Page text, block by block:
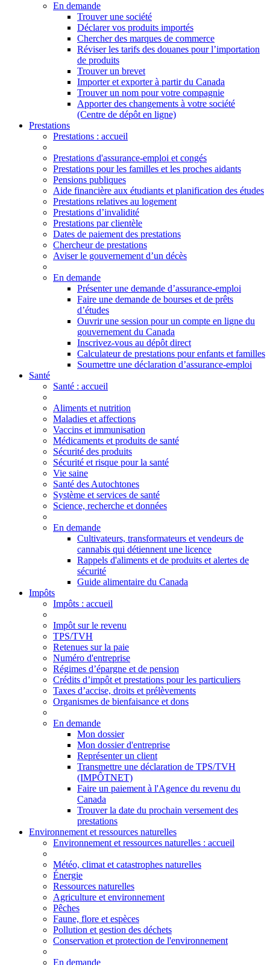
En demande
Trouver une société
Déclarer vos produits importés
Chercher des marques de commerce
Réviser les tarifs des douanes pour l’importation
de produits
Trouver un brevet
Importer et exporter à partir du Canada
Trouver un nom pour votre compagnie
Apporter des changements à votre société
(Centre de dépôt en ligne)
Prestations
Prestations : accueil
Prestations d'assurance-emploi et congés
Prestations pour les familles et les proches aidants
Pensions publiques
Aide financière aux étudiants et planification des études
Prestations relatives au logement
Prestations d’invalidité
Prestations par clientèle
Dates de paiement des prestations
Chercheur de prestations
Aviser le gouvernement d’un décès
En demande
Présenter une demande d’assurance-emploi
Faire une demande de bourses et de prêts
d’études
Ouvrir une session pour un compte en ligne du
gouvernement du Canada
Inscrivez-vous au dépôt direct
Calculateur de prestations pour enfants et familles
Soumettre une déclaration d’assurance-emploi
Santé
Santé : accueil
Aliments et nutrition
Maladies et affections
Vaccins et immunisation
Médicaments et produits de santé
Sécurité des produits
Sécurité et risque pour la santé
Vie saine
Santé des Autochtones
Système et services de santé
Science, recherche et données
En demande
Cultivateurs, transformateurs et vendeurs de
cannabis qui détiennent une licence
Rappels d'aliments et de produits et alertes de
sécurité
Guide alimentaire du Canada
Impôts
Impôts : accueil
Impôt sur le revenu
TPS/TVH
Retenues sur la paie
Numéro d'entreprise
Régimes d’épargne et de pension
Crédits d’impôt et prestations pour les particuliers
Taxes d’accise, droits et prélèvements
Organismes de bienfaisance et dons
En demande
Mon dossier
Mon dossier d'entreprise
Représenter un client
Transmettre une déclaration de TPS/TVH
(IMPÔTNET)
Faire un paiement à l'Agence du revenu du
Canada
Trouver la date du prochain versement des
prestations
Environnement et ressources naturelles
Environnement et ressources naturelles : accueil
Météo, climat et catastrophes naturelles
Énergie
Ressources naturelles
Agriculture et environnement
Pêches
Faune, flore et espèces
Pollution et gestion des déchets
Conservation et protection de l'environnement
En demande